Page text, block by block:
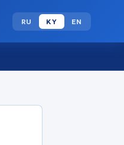
RU KY EN